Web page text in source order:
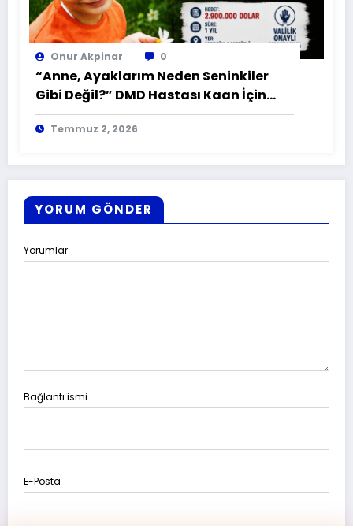
Onur Akpinar 0
“Anne, Ayaklarım Neden Seninkiler
Gibi Değil?” DMD Hastası Kaan İçin
Zamana Karşı Yarış
Temmuz 2, 2026
YORUM GÖNDER
Yorumlar
Bağlantı ismi
E-Posta